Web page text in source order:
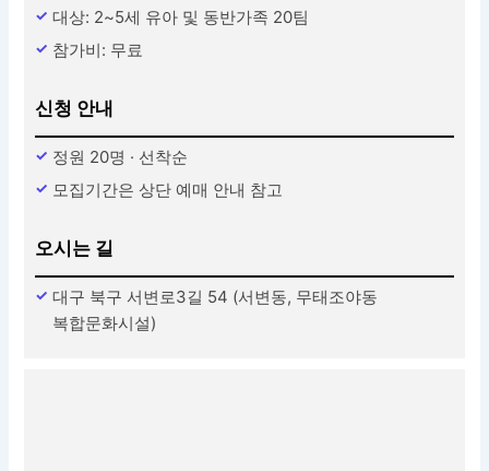
대상: 2~5세 유아 및 동반가족 20팀
참가비: 무료
신청 안내
정원 20명 · 선착순
모집기간은 상단 예매 안내 참고
오시는 길
대구 북구 서변로3길 54 (서변동, 무태조야동
복합문화시설)